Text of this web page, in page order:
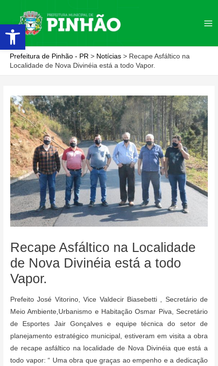
Abrir a barra de ferramentas
conteúdo
Prefeitura de Pinhão - PR > Notícias > Recape Asfáltico na
Localidade de Nova Divinéia está a todo Vapor.
Recape Asfáltico na Localidade
de Nova Divinéia está a todo
Vapor.
Prefeito José Vitorino, Vice Valdecir Biasebetti , Secretário de
Meio Ambiente,Urbanismo e Habitação Osmar Piva, Secretário
de Esportes Jair Gonçalves e equipe técnica do setor de
planejamento estratégico municipal, estiveram em visita a obra
de recape asfáltico na localidade de Nova Divinéia que está a
todo vapor: “ Uma obra que graças ao empenho e a dedicação